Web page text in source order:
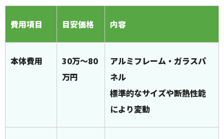
費用項目 目安価格 内容
本体費用
30万～80
万円
アルミフレーム・ガラスパ
ネル
標準的なサイズや断熱性能
により変動